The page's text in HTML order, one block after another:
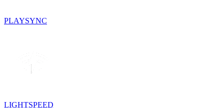
PLAYSYNC
LIGHTSPEED